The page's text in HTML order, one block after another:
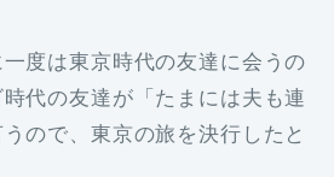
度は東京時代の友達に会うの
代の友達が「たまには夫も連
ので、東京の旅を決行したと